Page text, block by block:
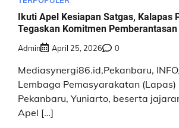
Ikuti Apel Kesiapan Satgas, Kalapas
Tegaskan Komitmen
Admin April 25, 2026 0
Mediasynergi86.id,Pekanbaru,
Lembaga Pemasyarakatan (Lapas)
Pekanbaru, Yuniarto, beserta
Apel […]